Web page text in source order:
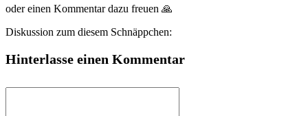
oder einen Kommentar dazu freuen 🙏
Diskussion zum diesem Schnäppchen:
Hinterlasse einen Kommentar